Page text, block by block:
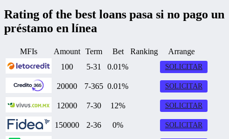
Rating of the best loans pasa si no pago un
préstamo en línea
MFIs Amount Term Bet Ranking
Arrange
100
5-31 0.01% SOLICITAR
20000 7-365 0.01% SOLICITAR
12000 7-30 12% SOLICITAR
150000 2-36 0% SOLICITAR